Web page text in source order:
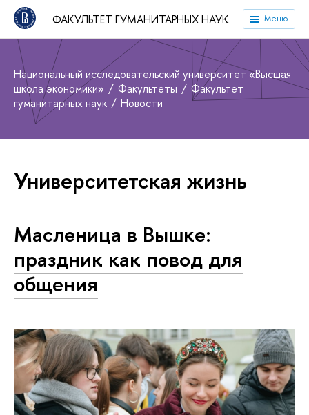
ФАКУЛЬТЕТ ГУМАНИТАРНЫХ НАУК Меню
Национальный исследовательский университет «Высшая
школа экономики»
Факультеты
Факультет
гуманитарных наук
Новости
Университетская жизнь
Масленица в Вышке:
праздник как повод для
общения